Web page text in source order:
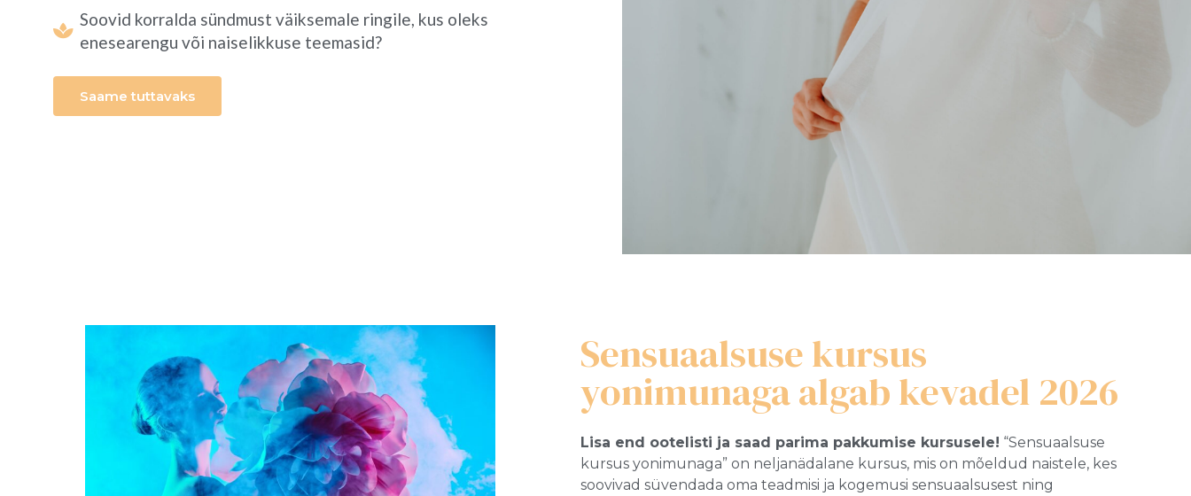
Soovid korralda sündmust väiksemale ringile, kus oleks
enesearengu või naiselikkuse teemasid?
Saame tuttavaks
Sensuaalsuse kursus
yonimunaga algab kevadel 2026
Lisa end ootelisti ja saad parima pakkumise kursusele! “Sensuaalsuse
kursus yonimunaga” on neljanädalane kursus, mis on mõeldud naistele, kes
soovivad süvendada oma teadmisi ja kogemusi sensuaalsusest ning